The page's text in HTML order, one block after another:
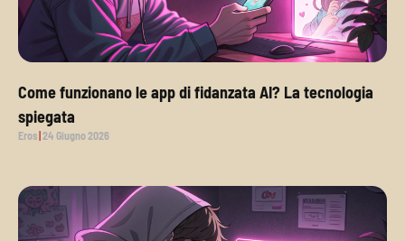
Come funzionano le app di fidanzata AI? La tecnologia
spiegata
Eros 24 Giugno 2026